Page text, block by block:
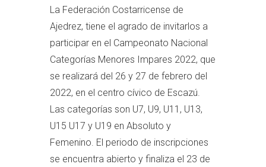
La Federación Costarricense de
Ajedrez, tiene el agrado de invitarlos a
participar en el Campeonato Nacional
Categorías Menores Impares 2022, que
se realizará del 26 y 27 de febrero del
2022, en el centro cívico de Escazú.
Las categorías son U7, U9, U11, U13,
U15 U17 y U19 en Absoluto y
Femenino. El periodo de inscripciones
se encuentra abierto y finaliza el 23 de